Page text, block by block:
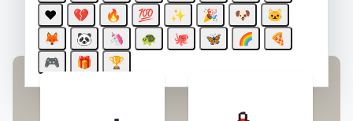
❤️
💔 🔥 💯 ✨ 🎉 🐶
🐱
🦊
🐼 🦄 🐢 🐙 🦋 🌈
🍕
🎮
🎁 🏆
Стикеры